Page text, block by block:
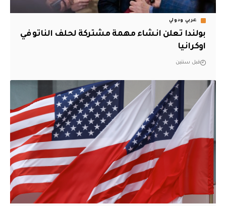
عربي ودولي
بولندا تعلن انشاء مهمة مشتركة لحلف الناتو في
اوكرانيا
قبل سنتين